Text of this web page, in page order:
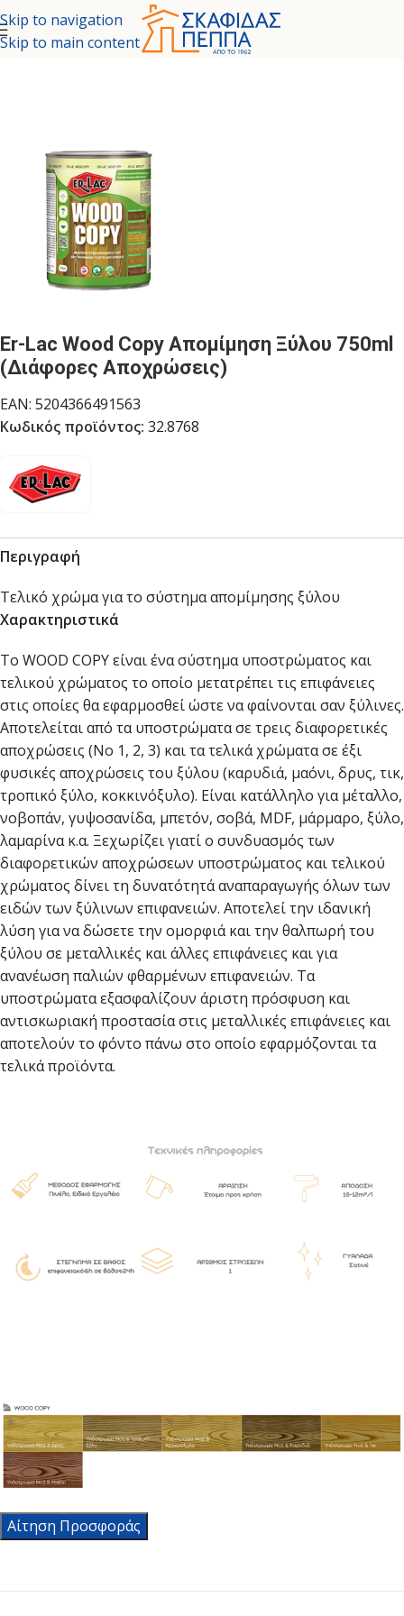
Skip to navigation
Skip to main content
- ΕΙΔΙΚΕΣ ΒΑΦΕΣ/ΥΠΟΣΤΡΩΜΑΤΑ ΓΙΑ ΜΕΤΑΛΛΑ & ΞΥΛΑ
Er-Lac Wood Copy Απομίμηση Ξύλου 750ml
(Διάφορες Αποχρώσεις)
EAN: 5204366491563
Κωδικός προϊόντος: 32.8768
Περιγραφή
Τελικό χρώμα για το σύστημα απομίμησης ξύλου
Χαρακτηριστικά
Το WOOD COPY είναι ένα σύστημα υποστρώματος και
τελικού χρώματος το οποίο μετατρέπει τις επιφάνειες
στις οποίες θα εφαρμοσθεί ώστε να φαίνονται σαν ξύλινες.
Αποτελείται από τα υποστρώματα σε τρεις διαφορετικές
αποχρώσεις (Νο 1, 2, 3) και τα τελικά χρώματα σε έξι
φυσικές αποχρώσεις του ξύλου (καρυδιά, μαόνι, δρυς, τικ,
τροπικό ξύλο, κοκκινόξυλο). Είναι κατάλληλο για μέταλλο,
νοβοπάν, γυψοσανίδα, μπετόν, σοβά, MDF, μάρμαρο, ξύλο,
λαμαρίνα κ.α. Ξεχωρίζει γιατί ο συνδυασμός των
διαφορετικών αποχρώσεων υποστρώματος και τελικού
χρώματος δίνει τη δυνατότητά αναπαραγωγής όλων των
ειδών των ξύλινων επιφανειών. Αποτελεί την ιδανική
λύση για να δώσετε την ομορφιά και την θαλπωρή του
ξύλου σε μεταλλικές και άλλες επιφάνειες και για
ανανέωση παλιών φθαρμένων επιφανειών. Τα
υποστρώματα εξασφαλίζουν άριστη πρόσφυση και
αντισκωριακή προστασία στις μεταλλικές επιφάνειες και
αποτελούν το φόντο πάνω στο οποίο εφαρμόζονται τα
τελικά προϊόντα.
Αίτηση Προσφοράς